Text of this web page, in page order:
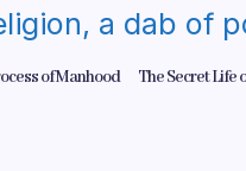
a dab of
of Manhood The Secret Life